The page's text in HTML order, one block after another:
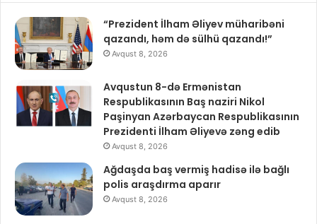
“Prezident İlham Əliyev müharibəni
qazandı, həm də sülhü qazandı!”
Avqust 8, 2026
Avqustun 8-də Ermənistan
Respublikasının Baş naziri Nikol
Paşinyan Azərbaycan Respublikasının
Prezidenti İlham Əliyevə zəng edib
Avqust 8, 2026
Ağdaşda baş vermiş hadisə ilə bağlı
polis araşdırma aparır
Avqust 8, 2026